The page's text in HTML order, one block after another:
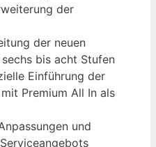
der
der neuen
bis acht Stufen
Einführung der
Premium All In als
und